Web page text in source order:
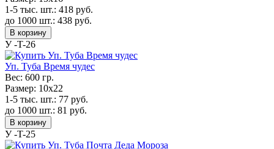
1-5 тыс. шт.: 418 руб.
до 1000 шт.: 438 руб.
В корзину
У -T-26
Уп. Туба Время чудес
Вес: 600 гр.
Размер: 10x22
1-5 тыс. шт.: 77 руб.
до 1000 шт.: 81 руб.
В корзину
У -T-25